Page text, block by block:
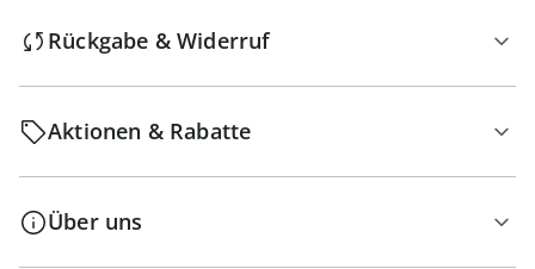
Rückgabe & Widerruf
Aktionen & Rabatte
Über uns